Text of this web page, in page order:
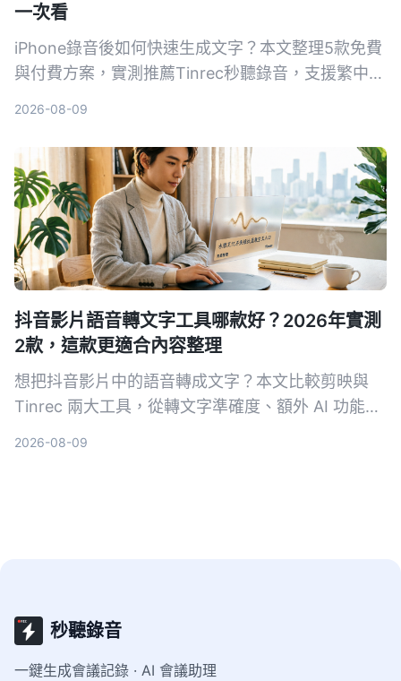
一次看
iPhone錄音後如何快速生成文字？本文整理5款免費
與付費方案，實測推薦Tinrec秒聽錄音，支援繁中、
2026-08-09
抖音影片語音轉文字工具哪款好？2026年實測
2款，這款更適合內容整理
想把抖音影片中的語音轉成文字？本文比較剪映與
Tinrec 兩大工具，從轉文字準確度、額外 AI 功能、
2026-08-09
秒聽錄音
一鍵生成會議記錄 · AI 會議助理